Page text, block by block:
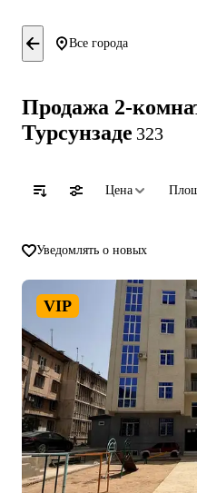
Все города
Продажа 2-
Турсунзаде 323
Цена
Уведомлять о новых
VIP